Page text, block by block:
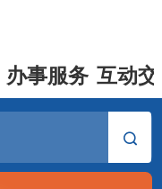
办事服务 互动